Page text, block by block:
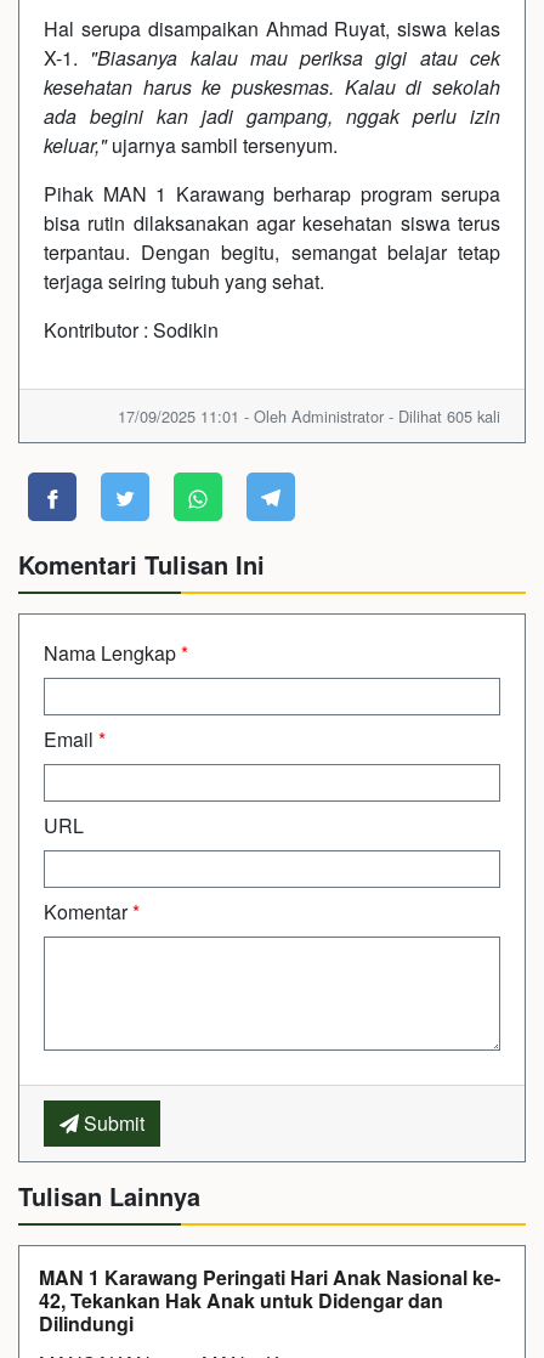
Hal serupa disampaikan Ahmad Ruyat, siswa kelas
X-1. "Biasanya kalau mau periksa gigi atau cek
kesehatan harus ke puskesmas. Kalau di sekolah
ada begini kan jadi gampang, nggak perlu izin
keluar,"ujarnya sambil tersenyum.
Pihak MAN 1 Karawang berharap program serupa
bisa rutin dilaksanakan agar kesehatan siswa terus
terpantau. Dengan begitu, semangat belajar tetap
terjaga seiring tubuh yang sehat.
Kontributor : Sodikin
17/09/2025 11:01 - Oleh Administrator - Dilihat 605 kali
Komentari Tulisan Ini
Nama Lengkap*
Email *
URL
Komentar*
Submit
Tulisan Lainnya
MAN 1 Karawang Peringati Hari Anak Nasional ke-
42, Tekankan Hak Anak untuk Didengar dan
Dilindungi